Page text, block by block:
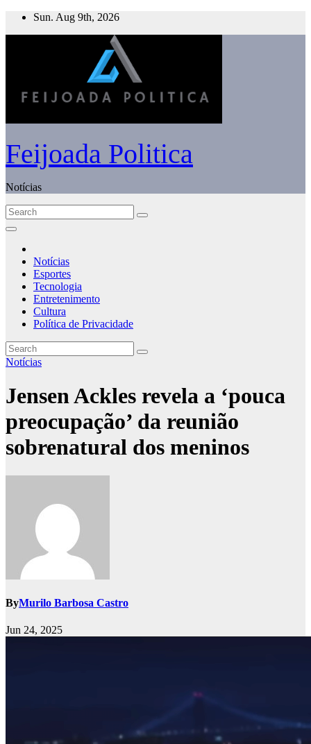
Skip
Sun. Aug 9th, 2026
Feijoada Politica
Notícias
Notícias
Esportes
Tecnologia
Entretenimento
Cultura
Política de Privacidade
Notícias
Jensen Ackles revela a ‘pouca
preocupação’ da reunião
sobrenatural dos meninos
ByMurilo Barbosa Castro
Jun 24, 2025